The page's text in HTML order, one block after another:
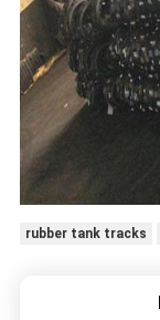
rubber tank tracks